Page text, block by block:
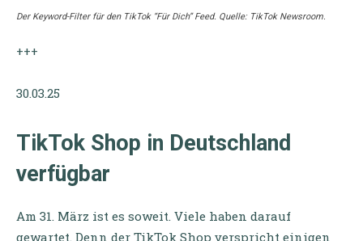
Der Keyword-Filter für den TikTok “Für Dich” Feed. Quelle: TikTok Newsroom.
+++
30.03.25
TikTok Shop in Deutschl and
verfügbar
Am 31. März ist es soweit. Viele haben darauf
gewartet. Denn der TikTok Shop verspricht einigen